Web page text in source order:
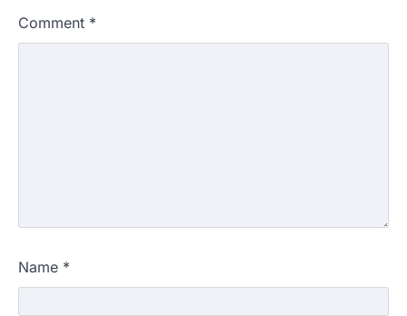
Comment *
Name *